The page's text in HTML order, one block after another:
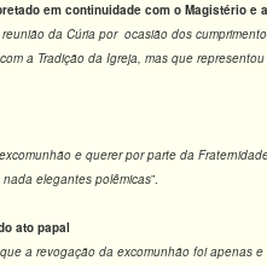
em continuidade com o Magistério e
da Cúria por ocasião dos
a Tradição da Igreja, mas que
e querer por parte da
elegantes polêmicas”.
ato papal
a revogação da excomunhão foi apenas